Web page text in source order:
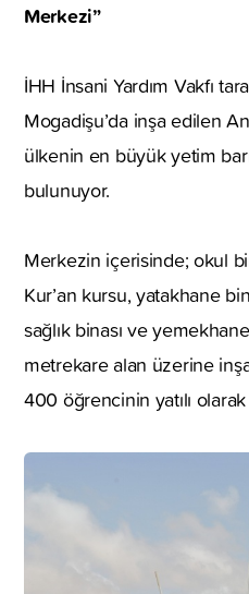
Merkezi”
İHH İnsani Yardım Vakfı
Mogadişu’da inşa edilen
ülkenin en büyük yetim
bulunuyor.
Merkezin içerisinde; okul
Kur’an kursu, yatakhane
sağlık binası ve
metrekare alan üzerine
400 öğrencinin yatılı